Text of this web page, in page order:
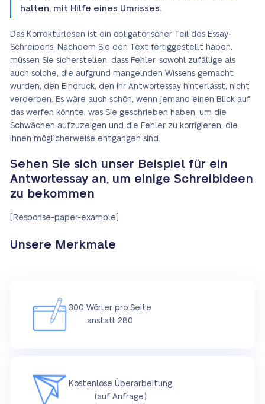
halten, mit Hilfe eines Umrisses.
Das Korrekturlesen ist ein obligatorischer Teil des Essay-
Schreibens. Nachdem Sie den Text fertiggestellt haben,
müssen Sie sicherstellen, dass Fehler, sowohl zufällige als
auch solche, die aufgrund mangelnden Wissens gemacht
wurden, den Eindruck, den Ihr Antwortessay hinterlässt, nicht
verderben. Es wäre auch schön, wenn jemand einen Blick auf
das werfen könnte, was Sie geschrieben haben, um die
Schwächen aufzuzeigen und die Fehler zu korrigieren, die
Ihnen möglicherweise entgangen sind.
Sehen Sie sich unser Beispiel für ein
Antwortessay an, um einige Schreibideen
zu bekommen
[Response-paper-example]
Unsere Merkmale
300 Wörter pro Seite
anstatt 280
Kostenlose Überarbeitung
(auf Anfrage)